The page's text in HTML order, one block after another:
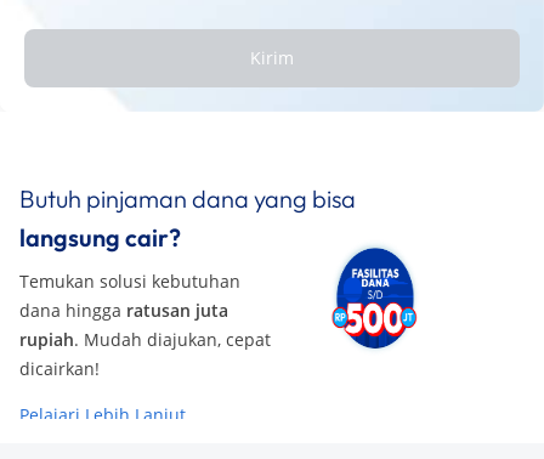
Kirim
Butuh pinjaman dana yang bisa
langsung cair?
Temukan solusi kebutuhan
dana hingga ratusan juta
rupiah. Mudah diajukan, cepat
dicairkan!
Pelajari Lebih Lanjut